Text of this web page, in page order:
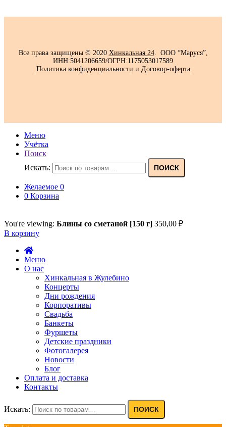
Все права защищены © 2020 Хинкальная 24. ООО “Маруся”,
ИНН:5041206659/ОГРН:1175053017589
Политика конфиденциальности‍ и Договор-оферта
Меню
Учётка
Поиск
Искать:
ПОИСК
Желаемое 0
0 Корзина
You're viewing: Блины со сметаной [150 г] 350,00 ₽
В корзину
Меню
О нас
Хинкальная в Жулебино
Концерты
Дни рождения
Корпоративы
Свадьба
Банкеты
Фуршеты
Детские праздники
Фотогалерея
Новости
Блог
Оплата и доставка
Контакты
Искать: ПОИСК